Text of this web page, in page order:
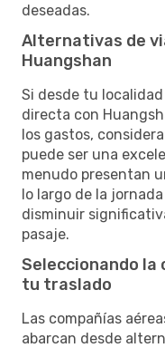
deseadas.
Alternativas de
Huangshan
Si desde tu
directa con
los gastos,
puede ser una
menudo presentan
lo largo de la
disminuir
pasaje.
Seleccionando la
tu traslado
Las compañías
abarcan desde